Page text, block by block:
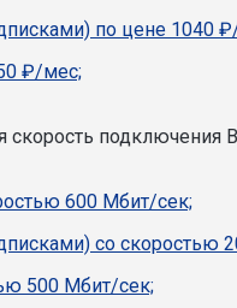
по цене 1040
₽/мес;
скорость подключения
600 Мбит/сек;
со скоростью
500 Мбит/сек;